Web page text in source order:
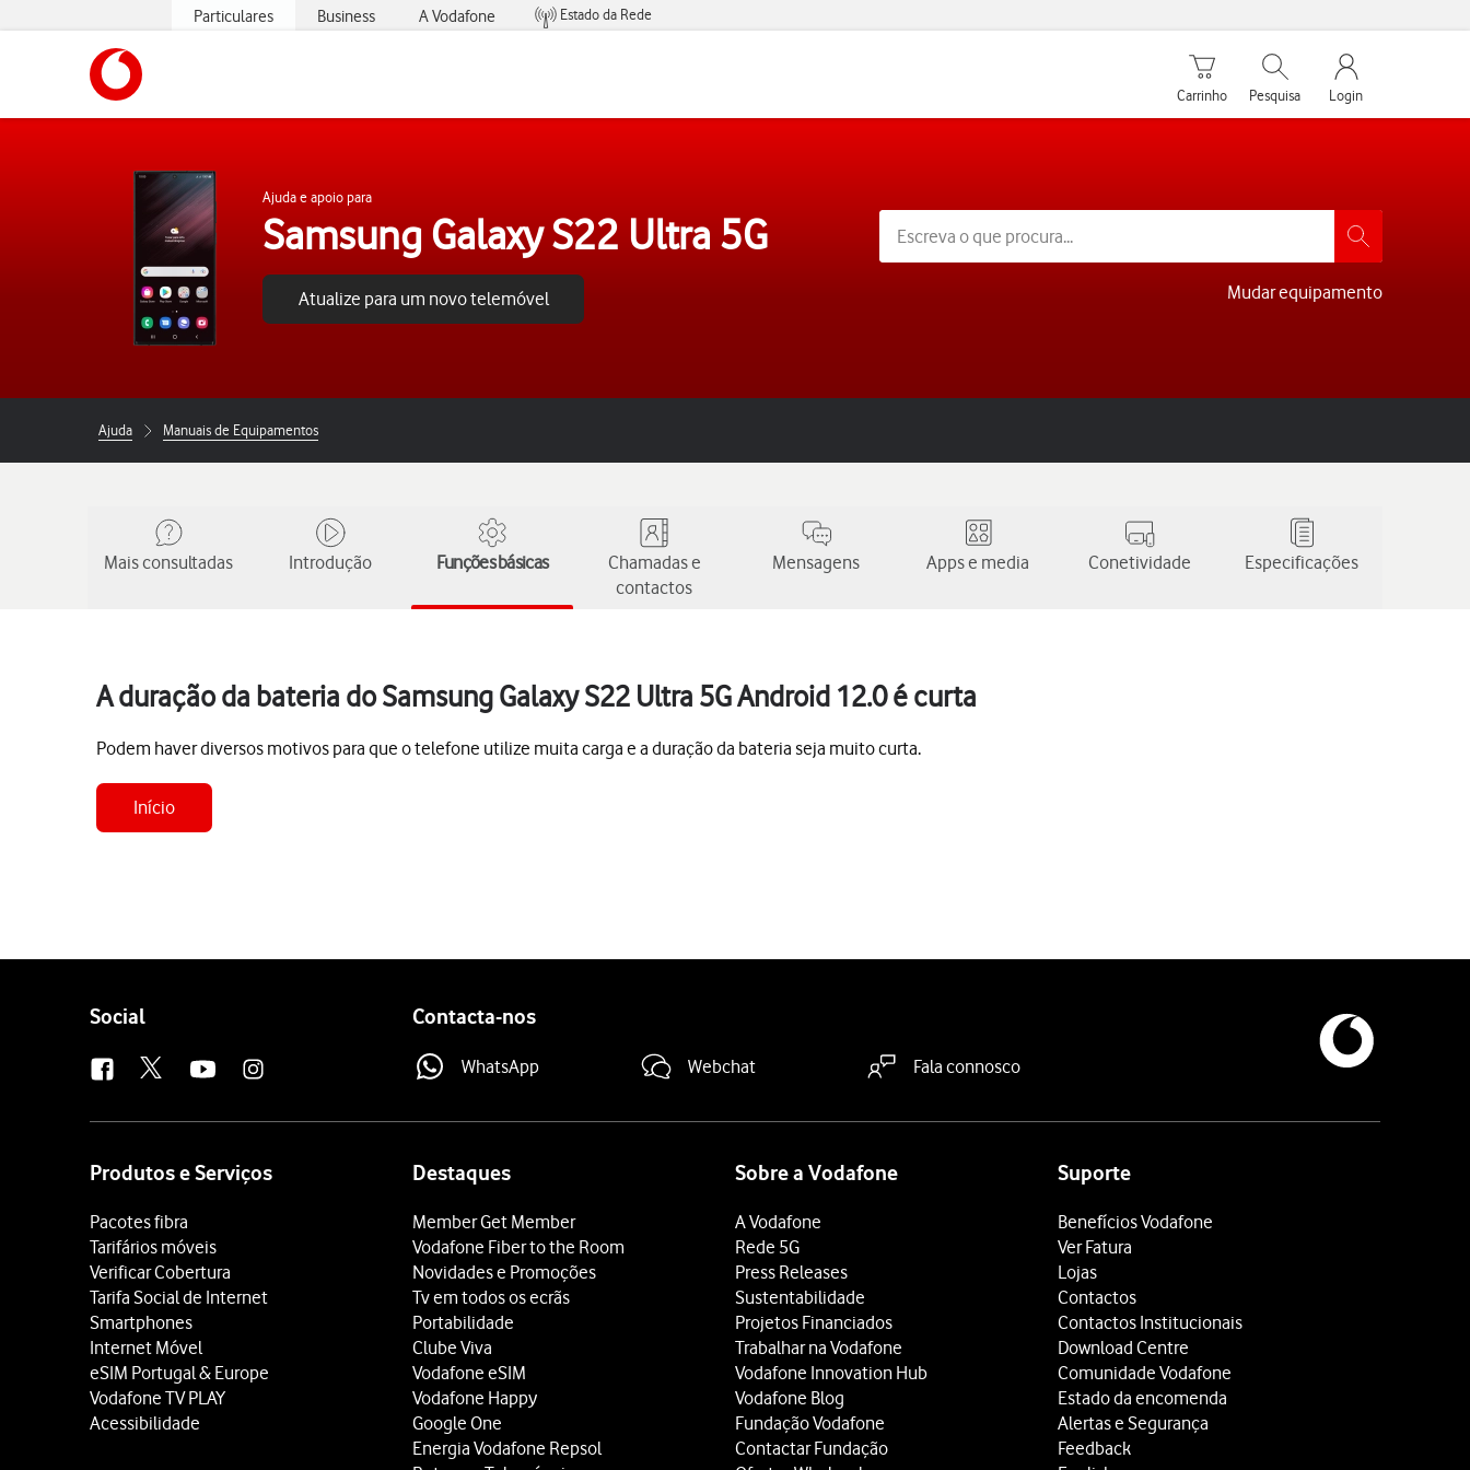
Particulares Business A Vodafone
Estado da Rede
Carrinho de compras
Carrinho
Pesquisar
Pesquisa
My Vodafone
Login
Ajuda e apoio para
Samsung Galaxy S22 Ultra 5G
Atualize para um novo telemóvel Mudar equipamento
Ajuda Manuais de Equipamentos
Mais consultadas Introdução Funções básicas
Chamadas e
contactos
Mensagens Apps e media Conetividade Especificações
A duração da bateria do Samsung Galaxy S22 Ultra 5G Android 12.0 é curta
Podem haver diversos motivos para que o telefone utilize muita carga e a duração da bateria seja muito curta.
Início
Follow
Social Contacta-nos
WhatsApp Webchat Fala connosco
Produtos e Serviços
Pacotes fibra
Tarifários móveis
Verificar Cobertura
Tarifa Social de Internet
Smartphones
Internet Móvel
eSIM Portugal & Europe
Vodafone TV PLAY
Acessibilidade
Destaques
Member Get Member
Vodafone Fiber to the Room
Novidades e Promoções
Tv em todos os ecrãs
Portabilidade
Clube Viva
Vodafone eSIM
Vodafone Happy
Google One
Energia Vodafone Repsol
Sobre a Vodafone
A Vodafone
Rede 5G
Press Releases
Sustentabilidade
Projetos Financiados
Trabalhar na Vodafone
Vodafone Innovation Hub
Vodafone Blog
Fundação Vodafone
Contactar Fundação
Suporte
Benefícios Vodafone
Ver Fatura
Lojas
Contactos
Contactos Institucionais
Download Centre
Comunidade Vodafone
Estado da encomenda
Alertas e Segurança
Feedback